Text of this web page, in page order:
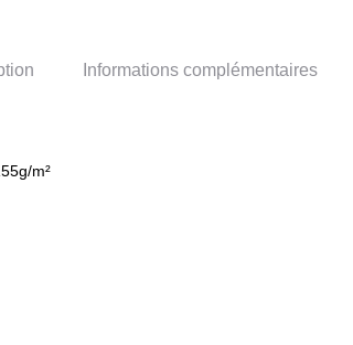
Informations complémentaires
m²